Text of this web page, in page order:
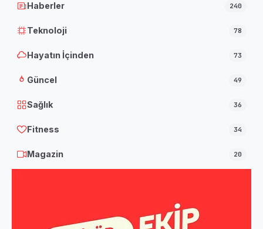
Haberler 240
Teknoloji 78
Hayatın İçinden 73
Güncel 49
Sağlık 36
Fitness 34
Magazin 20